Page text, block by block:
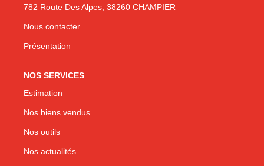
782 Route Des Alpes, 38260 CHAMPIER
Nous contacter
Présentation
NOS SERVICES
Estimation
Nos biens vendus
Nos outils
Nos actualités